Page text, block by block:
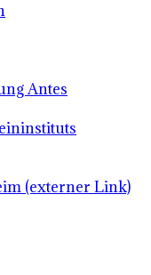
Antes
(externer Link)